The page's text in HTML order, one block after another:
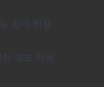
참여 허용
정보 제공